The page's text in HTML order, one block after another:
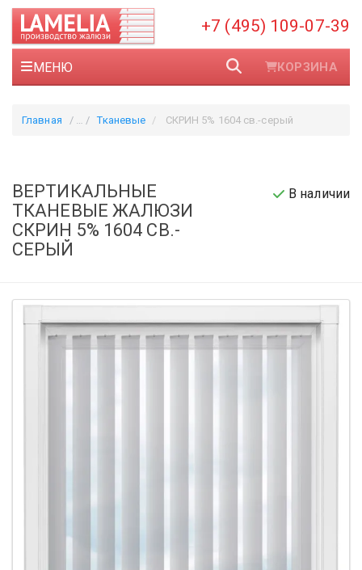
+7 (495) 109-07-39
МЕНЮ КОРЗИНА
Главная Тканевые СКРИН 5% 1604 св.-серый
ВЕРТИКАЛЬНЫЕ
ТКАНЕВЫЕ ЖАЛЮЗИ
СКРИН 5% 1604 СВ.-
СЕРЫЙ
В наличии